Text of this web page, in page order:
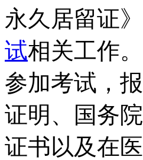
永久居留证
试相关工作
参加考试，
证明、国务
证书以及在